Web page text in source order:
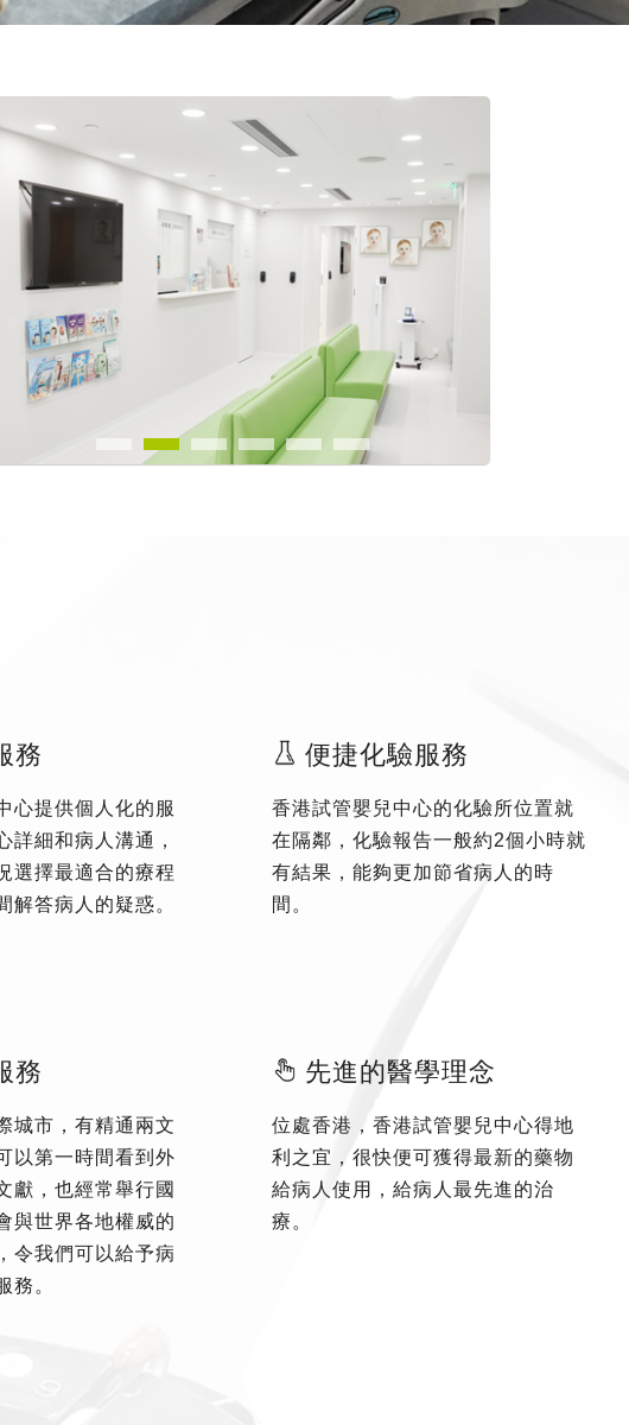
務
心提供個人化的服
詳細和病人溝通，
選擇最適合的療程
解答病人的疑惑。
便捷化驗服務
香港試管嬰兒中心的化驗所位置就
在隔鄰，化驗報告一般約2個小時就
有結果，能夠更加節省病人的時
間。
務
城市，有精通兩文
以第一時間看到外
獻，也經常舉行國
與世界各地權威的
令我們可以給予病
務。
先進的醫學理念
位處香港，香港試管嬰兒中心得地
利之宜，很快便可獲得最新的藥物
給病人使用，給病人最先進的治
療。